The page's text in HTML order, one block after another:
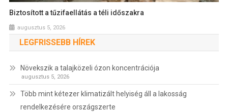
Biztosított a tűzifaellátás a téli időszakra
augusztus 5, 2026
LEGFRISSEBB HÍREK
Növekszik a talajközeli ózon koncentrációja
augusztus 5, 2026
Több mint kétezer klimatizált helyiség áll a lakosság
rendelkezésére országszerte